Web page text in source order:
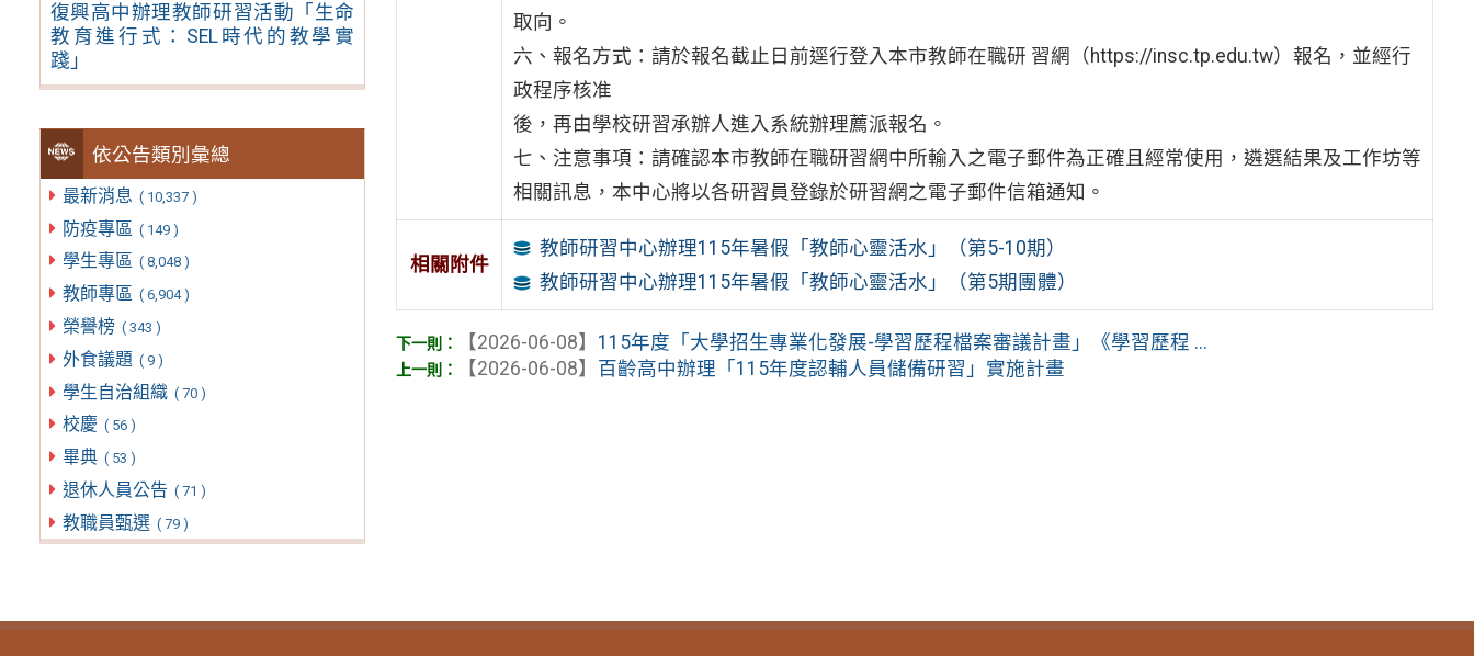
復興高中辦理教師研習活動「生命
教育進行式：SEL時代的教學實
踐」
依公告類別彙總
最新消息 ( 10,337 )
防疫專區 ( 149 )
學生專區 ( 8,048 )
教師專區 ( 6,904 )
榮譽榜 ( 343 )
外食議題 ( 9 )
學生自治組織 ( 70 )
校慶 ( 56 )
畢典 ( 53 )
退休人員公告 ( 71 )
教職員甄選 ( 79 )
取向。
六、報名方式：請於報名截止日前逕行登入本市教師在職研 習網（https://insc.tp.edu.tw）報名，並經行
政程序核准
後，再由學校研習承辦人進入系統辦理薦派報名。
七、注意事項：請確認本市教師在職研習網中所輸入之電子郵件為正確且經常使用，遴選結果及工作坊等
相關訊息，本中心將以各研習員登錄於研習網之電子郵件信箱通知。
相關附件
教師研習中心辦理115年暑假「教師心靈活水」（第5-10期）
教師研習中心辦理115年暑假「教師心靈活水」（第5期團體）
【2026-06-08】 115年度「大學招生專業化發展-學習歷程檔案審議計畫」《學習歷程 ...
【2026-06-08】 百齡高中辦理「115年度認輔人員儲備研習」實施計畫